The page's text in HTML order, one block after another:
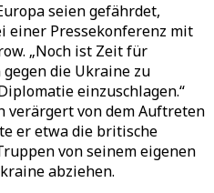
seien gefährdet,
einer Pressekonferenz mit
„Noch ist Zeit für
gegen die Ukraine zu
einzuschlagen.“
verärgert von dem Auftreten
er etwa die britische
von seinem eigenen
abziehen.